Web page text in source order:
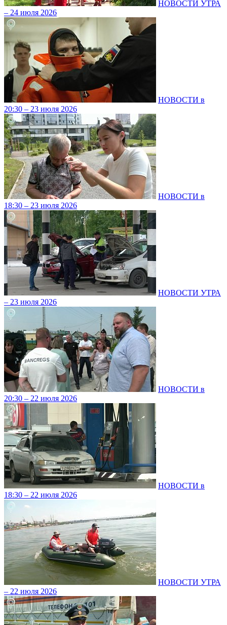
НОВОСТИ УТРА
– 24 июля 2026
НОВОСТИ в
20:30 – 23 июля 2026
НОВОСТИ в
18:30 – 23 июля 2026
НОВОСТИ УТРА
– 23 июля 2026
НОВОСТИ в
20:30 – 22 июля 2026
НОВОСТИ в
18:30 – 22 июля 2026
НОВОСТИ УТРА
– 22 июля 2026